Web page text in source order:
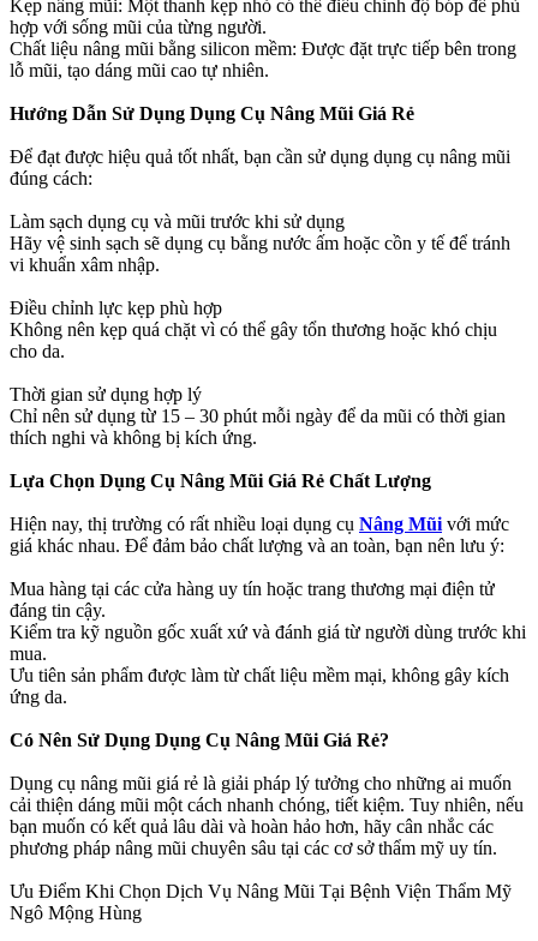
Kẹp nâng mũi: Một thanh kẹp nhỏ có thể điều chỉnh độ bóp để phù
hợp với sống mũi của từng người.
Chất liệu nâng mũi bằng silicon mềm: Được đặt trực tiếp bên trong
lỗ mũi, tạo dáng mũi cao tự nhiên.
Hướng Dẫn Sử Dụng Dụng Cụ Nâng Mũi Giá Rẻ
Để đạt được hiệu quả tốt nhất, bạn cần sử dụng dụng cụ nâng mũi
đúng cách:
Làm sạch dụng cụ và mũi trước khi sử dụng
Hãy vệ sinh sạch sẽ dụng cụ bằng nước ấm hoặc cồn y tế để tránh
vi khuẩn xâm nhập.
Điều chỉnh lực kẹp phù hợp
Không nên kẹp quá chặt vì có thể gây tổn thương hoặc khó chịu
cho da.
Thời gian sử dụng hợp lý
Chỉ nên sử dụng từ 15 – 30 phút mỗi ngày để da mũi có thời gian
thích nghi và không bị kích ứng.
Lựa Chọn Dụng Cụ Nâng Mũi Giá Rẻ Chất Lượng
Hiện nay, thị trường có rất nhiều loại dụng cụ Nâng Mũi với mức
giá khác nhau. Để đảm bảo chất lượng và an toàn, bạn nên lưu ý:
Mua hàng tại các cửa hàng uy tín hoặc trang thương mại điện tử
đáng tin cậy.
Kiểm tra kỹ nguồn gốc xuất xứ và đánh giá từ người dùng trước khi
mua.
Ưu tiên sản phẩm được làm từ chất liệu mềm mại, không gây kích
ứng da.
Có Nên Sử Dụng Dụng Cụ Nâng Mũi Giá Rẻ?
Dụng cụ nâng mũi giá rẻ là giải pháp lý tưởng cho những ai muốn
cải thiện dáng mũi một cách nhanh chóng, tiết kiệm. Tuy nhiên, nếu
bạn muốn có kết quả lâu dài và hoàn hảo hơn, hãy cân nhắc các
phương pháp nâng mũi chuyên sâu tại các cơ sở thẩm mỹ uy tín.
Ưu Điểm Khi Chọn Dịch Vụ Nâng Mũi Tại Bệnh Viện Thẩm Mỹ
Ngô Mộng Hùng